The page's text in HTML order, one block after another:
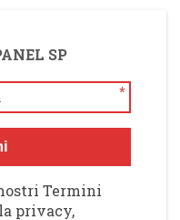
SP
*
Termini
privacy,